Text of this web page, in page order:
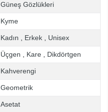
Güneş Gözlükleri
Kyme
Kadın Erkek Unisex
Üçgen Kare Dikdörtgen
Kahverengi
Geometrik
Asetat